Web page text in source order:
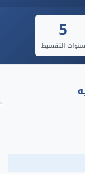
5
سنوات التقسيط